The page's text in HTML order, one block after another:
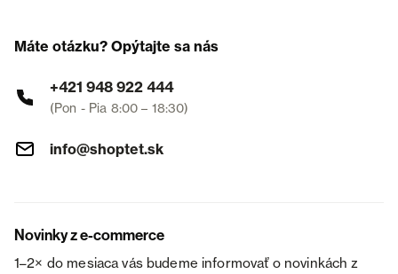
Máte otázku? Opýtajte sa nás
+421 948 922 444
(Pon - Pia 8:00 – 18:30)
info@shoptet.sk
Novinky z e-commerce
1–2× do mesiaca vás budeme informovať o novinkách z